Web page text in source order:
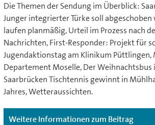
Die Themen der Sendung im Überblick:
Junger integrierter Türke soll
laufen planmäßig, Urteil im Prozess nach
Nachrichten, First-Responder: Projekt für
Jugendaktionstag am Klinikum
Departement Moselle, Der
Saarbrücken Tischtennis gewinnt in
Jahres, Wetteraussichten.
Weitere Informationen zum Beitrag